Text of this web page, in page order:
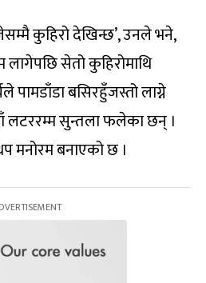
कुहिरो देखिन्छ’, उनले भने,
लागेपछि सेतो कुहिरोमाथि
पामडाँडा बसिरहुँजस्तो लाग्ने
लटररम्म सुन्तला फलेका छन् ।
मनोरम बनाएको छ ।